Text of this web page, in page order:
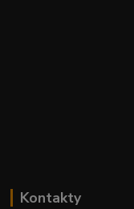
Kontakty